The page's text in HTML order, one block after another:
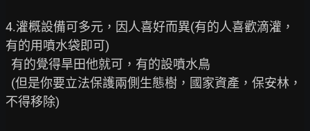
4.灌概設備可多元，因人喜好而異(有的人喜歡滴灌，
有的用噴水袋即可)
不得移除)